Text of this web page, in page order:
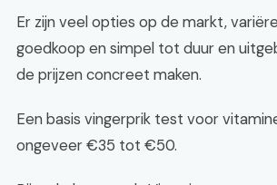
Er zijn veel opties op de markt,
goedkoop en simpel tot duur en
de prijzen concreet maken.
Een basis vingerprik test voor
ongeveer €35 tot €50.